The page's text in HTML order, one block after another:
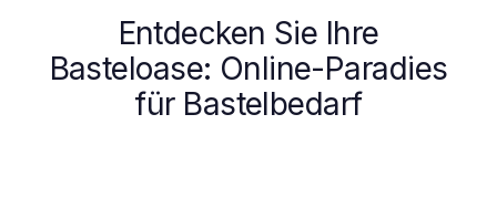
Entdecken Sie Ihre
Basteloase: Online-Paradies
für Bastelbedarf